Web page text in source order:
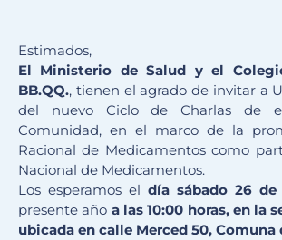
Estimados,
El Ministerio de Salud y el
BB.QQ., tienen el agrado de invitar a
del nuevo Ciclode Charlas de
Comunidad, en el marco de la
Racional de Medicamentos como
Nacional de Medicamentos.
Los esperamos el día sábado 26 de
presente año a las 10:00 horas, en la
ubicada en calle Merced 50, Comuna